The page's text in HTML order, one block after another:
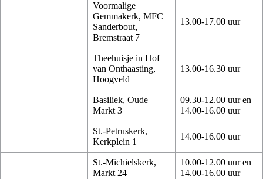
Voormalige
Gemmakerk, MFC
Sanderbout,
Bremstraat 7
13.00-17.00 uur
Theehuisje in Hof
van Onthaasting,
Hoogveld
13.00-16.30 uur
Basiliek, Oude
Markt 3
09.30-12.00 uur en
14.00-16.00 uur
St.-Petruskerk,
Kerkplein 1
14.00-16.00 uur
St.-Michielskerk,
Markt 24
10.00-12.00 uur en
14.00-16.00 uur